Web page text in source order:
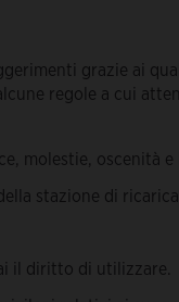
grazie ai
regole a cui
molestie, oscenità
stazione di
il diritto di utilizzare.